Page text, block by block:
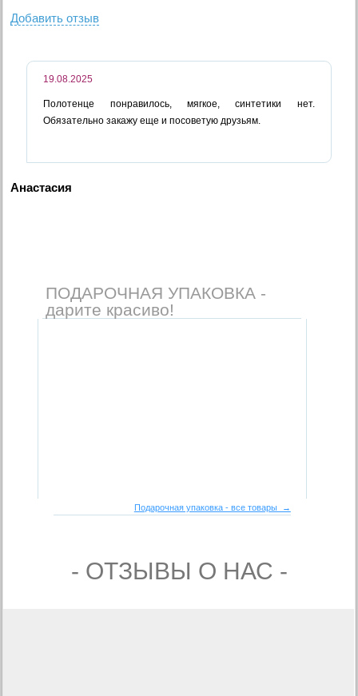
Добавить отзыв
19.08.2025
Полотенце понравилось, мягкое, синтетики нет.
Обязательно закажу еще и посоветую друзьям.
Анастасия
ПОДАРОЧНАЯ УПАКОВКА -
дарите красиво!
Подарочная упаковка - все товары →
- ОТЗЫВЫ О НАС -